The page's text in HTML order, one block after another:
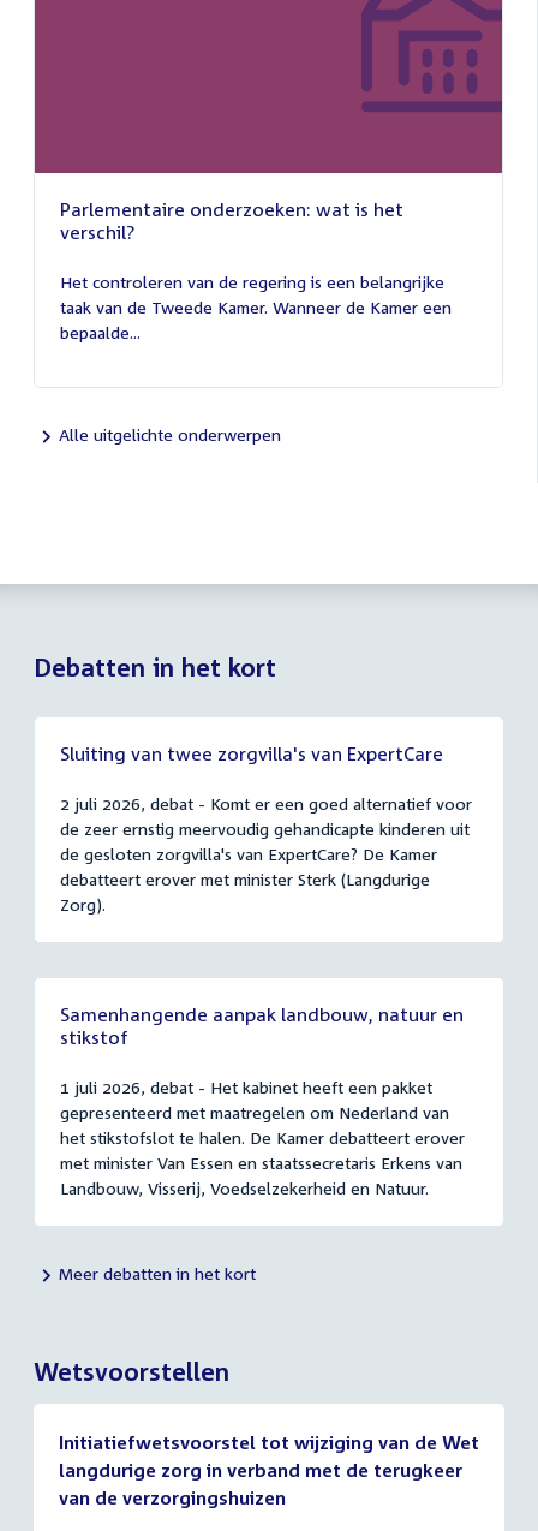
Parlementaire onderzoeken: wat is het
verschil?
juli
2026
Het controleren van de regering is een belangrijke
taak van de Tweede Kamer. Wanneer de Kamer een
bepaalde...
Alle uitgelichte onderwerpen
Debatten in het kort
Sluiting van twee zorgvilla's van ExpertCare
2 juli 2026, debat - Komt er een goed alternatief voor
de zeer ernstig meervoudig gehandicapte kinderen uit
de gesloten zorgvilla's van ExpertCare? De Kamer
debatteert erover met minister Sterk (Langdurige
Zorg).
Samenhangende aanpak landbouw, natuur en
stikstof
1 juli 2026, debat - Het kabinet heeft een pakket
gepresenteerd met maatregelen om Nederland van
het stikstofslot te halen. De Kamer debatteert erover
met minister Van Essen en staatssecretaris Erkens van
Landbouw, Visserij, Voedselzekerheid en Natuur.
Meer debatten in het kort
Wetsvoorstellen
Initiatiefwetsvoorstel tot wijziging van de Wet
langdurige zorg in verband met de terugkeer
van de verzorgingshuizen